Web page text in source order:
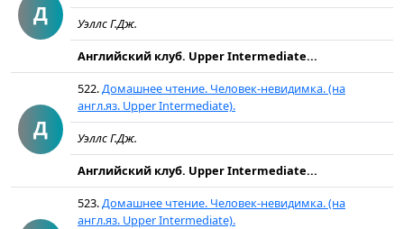
Д
Уэллс Г.Дж.
Английский клуб. Upper Intermediate...
Д
522.Домашнее чтение. Человек-невидимка. (на
англ.яз. Upper Intermediate).
Уэллс Г.Дж.
Английский клуб. Upper Intermediate...
523.Домашнее чтение. Человек-невидимка. (на
англ.яз. Upper Intermediate).